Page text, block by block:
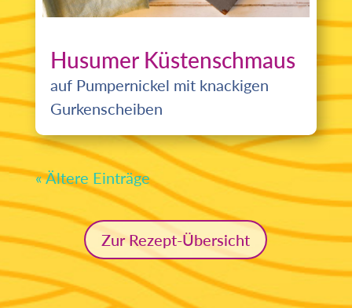
Husumer Küstenschmaus
auf Pumpernickel mit knackigen
Gurkenscheiben
« Ältere Einträge
Zur Rezept-Übersicht